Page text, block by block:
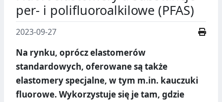
per- i polifluoroalkilowe (PFAS)
2023-09-27
Na rynku, oprócz elastomerów
standardowych, oferowane są także
elastomery specjalne, w tym m.in. kauczuki
fluorowe. Wykorzystuje się je tam, gdzie